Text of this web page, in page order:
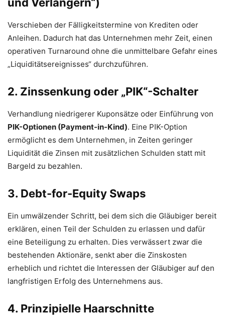
und Verlängern“)
Verschieben der Fälligkeitstermine von Krediten oder
Anleihen. Dadurch hat das Unternehmen mehr Zeit, einen
operativen Turnaround ohne die unmittelbare Gefahr eines
„Liquiditätsereignisses“ durchzuführen.
2. Zinssenkung oder „PIK“-Schalter
Verhandlung niedrigerer Kuponsätze oder Einführung von
PIK-Optionen (Payment-in-Kind). Eine PIK-Option
ermöglicht es dem Unternehmen, in Zeiten geringer
Liquidität die Zinsen mit zusätzlichen Schulden statt mit
Bargeld zu bezahlen.
3. Debt-for-Equity Swaps
Ein umwälzender Schritt, bei dem sich die Gläubiger bereit
erklären, einen Teil der Schulden zu erlassen und dafür
eine Beteiligung zu erhalten. Dies verwässert zwar die
bestehenden Aktionäre, senkt aber die Zinskosten
erheblich und richtet die Interessen der Gläubiger auf den
langfristigen Erfolg des Unternehmens aus.
4. Prinzipielle Haarschnitte